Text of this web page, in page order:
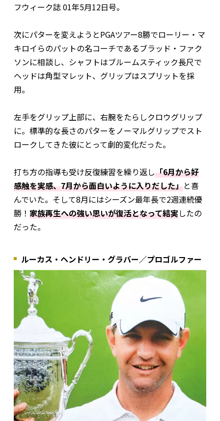
フウィーク誌 01年5月12日号。
次にパターを変えようとPGAツアー8勝でローリー・マ
キロイらのパットの名コーチであるブラッド・ファク
ソンに相談し、シャフトはブルームスティック長尺で
ヘッドは角型マレット、グリップはスプリットを採
用。
左手をグリップ上部に、右腕をたらしクロウグリップ
に。標準的な長さのパターをノーマルグリップでスト
ロークしてきた彼にとって劇的変化だった。
打ち方の指導も受け反復練習を繰り返し「6月から好
感触を実感、7月から面白いように入りだした」と喜
んでいた。そして8月にはシーズン最年長で2週連続優
勝！ 家族再生への強い思いが復活となって結実したの
だった。
ルーカス・ヘンドリー・グラバー／プロゴルファー